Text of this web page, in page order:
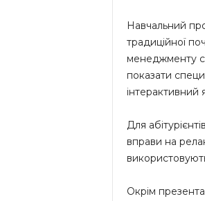
Навчальний
традиційної
менеджменту
показати
інтерактивний
Для
вправи на
Окрім